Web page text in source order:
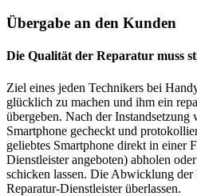
Übergabe an den Kunden
Die Qualität der Reparatur muss
Ziel eines jeden Technikers bei
glücklich zu machen und ihm ein
übergeben. Nach der
Smartphone gecheckt und
geliebtes Smartphone direkt in einer
Dienstleister angeboten) abholen
schicken lassen. Die Abwicklung der
Reparatur-Dienstleister überlassen.